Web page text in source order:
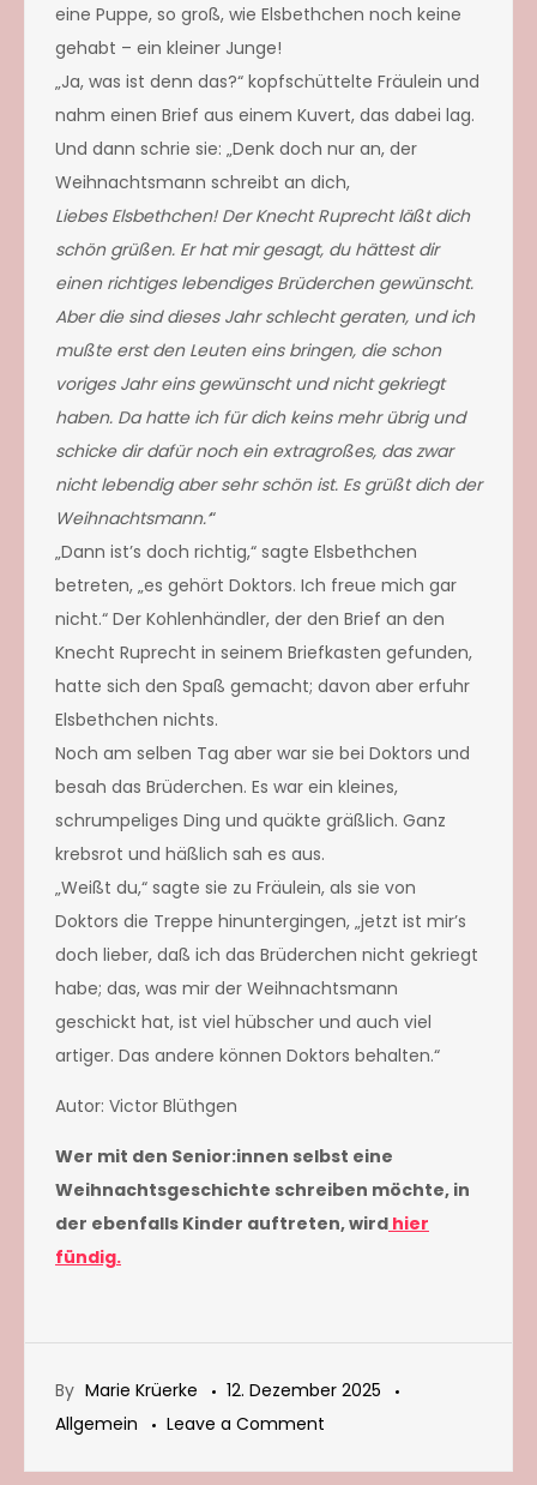
eine Puppe, so groß, wie Elsbethchen noch keine
gehabt – ein kleiner Junge!
„Ja, was ist denn das?“ kopfschüttelte Fräulein und
nahm einen Brief aus einem Kuvert, das dabei lag.
Und dann schrie sie: „Denk doch nur an, der
Weihnachtsmann schreibt an dich,
Liebes Elsbethchen! Der Knecht Ruprecht läßt dich
schön grüßen. Er hat mir gesagt, du hättest dir
einen richtiges lebendiges Brüderchen gewünscht.
Aber die sind dieses Jahr schlecht geraten, und ich
mußte erst den Leuten eins bringen, die schon
voriges Jahr eins gewünscht und nicht gekriegt
haben. Da hatte ich für dich keins mehr übrig und
schicke dir dafür noch ein extragroßes, das zwar
nicht lebendig aber sehr schön ist. Es grüßt dich der
Weihnachtsmann.‘“
„Dann ist’s doch richtig,“ sagte Elsbethchen
betreten, „es gehört Doktors. Ich freue mich gar
nicht.“ Der Kohlenhändler, der den Brief an den
Knecht Ruprecht in seinem Briefkasten gefunden,
hatte sich den Spaß gemacht; davon aber erfuhr
Elsbethchen nichts.
Noch am selben Tag aber war sie bei Doktors und
besah das Brüderchen. Es war ein kleines,
schrumpeliges Ding und quäkte gräßlich. Ganz
krebsrot und häßlich sah es aus.
„Weißt du,“ sagte sie zu Fräulein, als sie von
Doktors die Treppe hinuntergingen, „jetzt ist mir’s
doch lieber, daß ich das Brüderchen nicht gekriegt
habe; das, was mir der Weihnachtsmann
geschickt hat, ist viel hübscher und auch viel
artiger. Das andere können Doktors behalten.“
Autor: Victor Blüthgen
Wer mit den Senior:innen selbst eine
Weihnachtsgeschichte schreiben möchte, in
der ebenfalls Kinder auftreten, wird hier
fündig.
By Marie Krüerke
12. Dezember 2025
Allgemein
Leave a Comment